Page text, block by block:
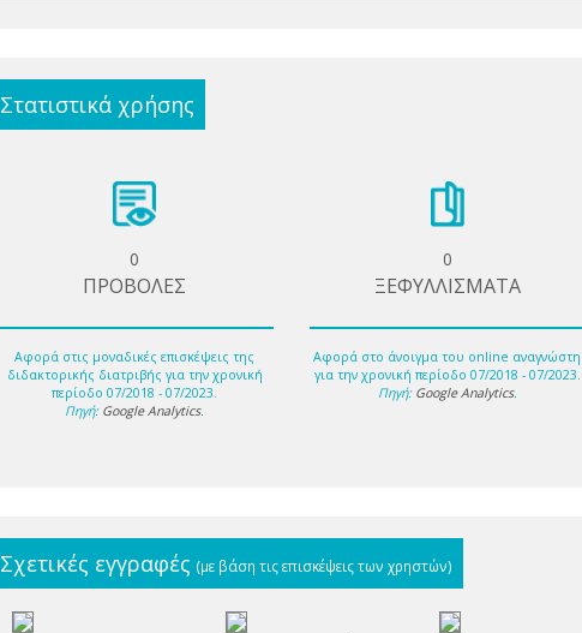
Στατιστικά χρήσης
0
ΠΡΟΒΟΛΕΣ
Αφορά στις μοναδικές επισκέψεις της
διδακτορικής διατριβής για την χρονική
περίοδο 07/2018 - 07/2023.
Πηγή: Google Analytics.
0
ΞΕΦΥΛΛΙΣΜΑΤΑ
Αφορά στο άνοιγμα του online αναγνώστη
για την χρονική περίοδο 07/2018 - 07/2023.
Πηγή: Google Analytics.
Σχετικές εγγραφές (με βάση τις επισκέψεις των χρηστών)